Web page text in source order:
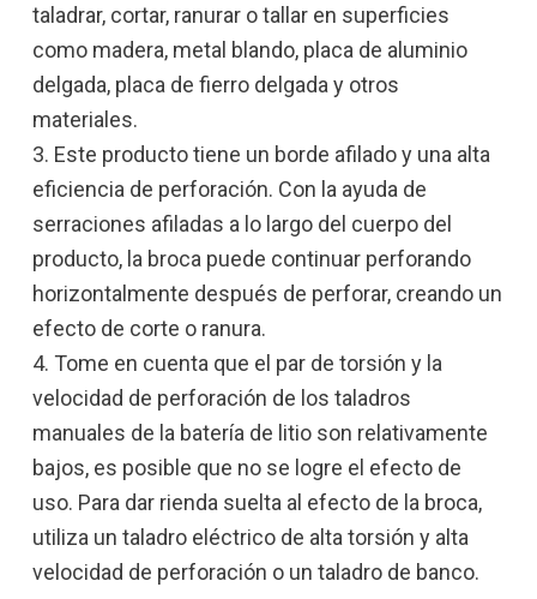
taladrar, cortar, ranurar o tallar en superficies
como madera, metal blando, placa de aluminio
delgada, placa de fierro delgada y otros
materiales.
3. Este producto tiene un borde afilado y una alta
eficiencia de perforación. Con la ayuda de
serraciones afiladas a lo largo del cuerpo del
producto, la broca puede continuar perforando
horizontalmente después de perforar, creando un
efecto de corte o ranura.
4. Tome en cuenta que el par de torsión y la
velocidad de perforación de los taladros
manuales de la batería de litio son relativamente
bajos, es posible que no se logre el efecto de
uso. Para dar rienda suelta al efecto de la broca,
utiliza un taladro eléctrico de alta torsión y alta
velocidad de perforación o un taladro de banco.